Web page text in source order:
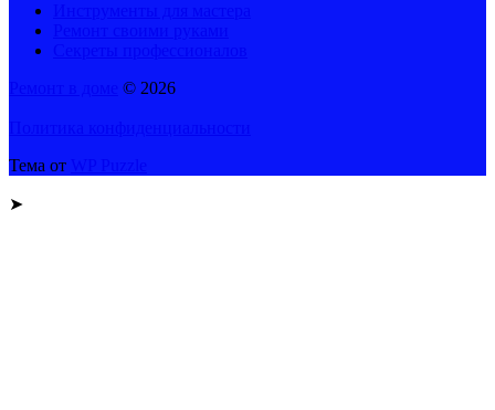
© 2026
Тема от
➤